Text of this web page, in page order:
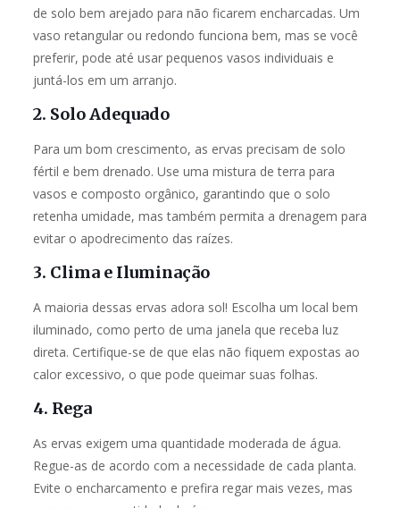
de solo bem arejado para não ficarem encharcadas. Um
vaso retangular ou redondo funciona bem, mas se você
preferir, pode até usar pequenos vasos individuais e
juntá-los em um arranjo.
2. Solo Adequado
Para um bom crescimento, as ervas precisam de solo
fértil e bem drenado. Use uma mistura de terra para
vasos e composto orgânico, garantindo que o solo
retenha umidade, mas também permita a drenagem para
evitar o apodrecimento das raízes.
3. Clima e Iluminação
A maioria dessas ervas adora sol! Escolha um local bem
iluminado, como perto de uma janela que receba luz
direta. Certifique-se de que elas não fiquem expostas ao
calor excessivo, o que pode queimar suas folhas.
4. Rega
As ervas exigem uma quantidade moderada de água.
Regue-as de acordo com a necessidade de cada planta.
Evite o encharcamento e prefira regar mais vezes, mas